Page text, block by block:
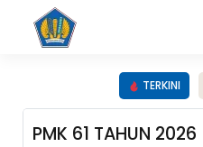
TERKINI
PMK 61 TAHUN 2026